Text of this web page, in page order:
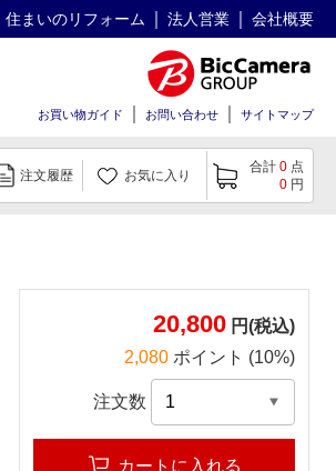
住まいのリフォーム 法人営業 会社概要
お買い物ガイド お問い合わせ サイトマップ
注文履歴 お気に入り
合計 0 点
0 円
20,800 円(税込)
2,080 ポイント (10%)
注文数
カートに入れる